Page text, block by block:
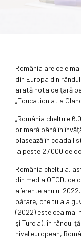
România are cele
din Europa din
arată nota de ţară
„Education at a
„România cheltuie
primară până în
plasează în coada
la peste 27.000 de
România cheltuia,
din media OECD,
aferente anului
părare, cheltuiala
(2022) este cea mai
şi Turcia), în rândul
nivel european,